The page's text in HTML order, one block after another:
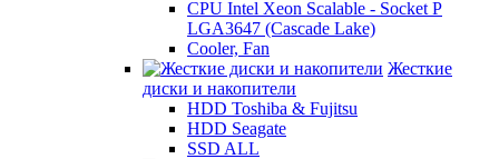
CPU Intel Xeon Scalable - Socket P
LGA3647 (Cascade Lake)
Cooler, Fan
Жесткие
диски и накопители
HDD Toshiba & Fujitsu
HDD Seagate
SSD ALL